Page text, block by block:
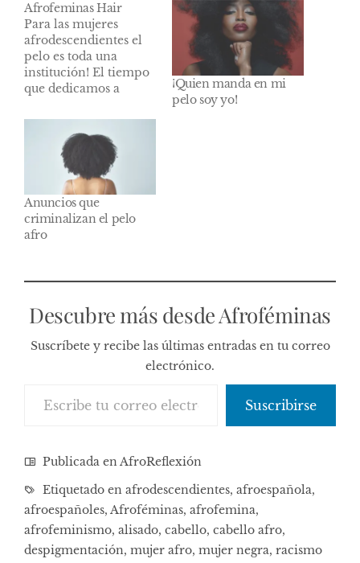
Afrofeminas Hair
Para las mujeres
afrodescendientes el
pelo es toda una
institución! El tiempo
que dedicamos a
es un tiempo de
autocuidados tanto
físicos como
emocionales, no es
una cuestión de
estética. Es una
cuestión de identidad.
Por eso os
nueva sección
donde…
¡Quien manda en mi
pelo soy yo!
Anuncios que
criminalizan el pelo
afro
Descubre más desde Afroféminas
Suscríbete y recibe las últimas entradas en tu correo
electrónico.
Suscribirse
Publicada enAfroReflexión
Etiquetado en afrodescendientes, afroespañola,
afroespañoles, Afroféminas, afrofemina,
afrofeminismo, alisado, cabello, cabello afro,
despigmentación, mujer afro, mujer negra, racismo